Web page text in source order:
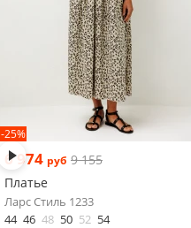
-25%
6 974 руб 9 155
Платье
Ларс Стиль 1233
44 46 48 50 52 54